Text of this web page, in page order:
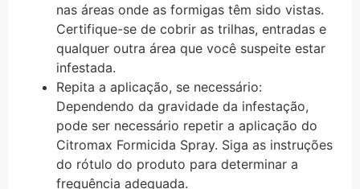
nas áreas onde as formigas têm sido vistas.
Certifique-se de cobrir as trilhas, entradas e
qualquer outra área que você suspeite estar
infestada.
Repita a aplicação, se necessário:
Dependendo da gravidade da infestação,
pode ser necessário repetir a aplicação do
Citromax Formicida Spray. Siga as instruções
do rótulo do produto para determinar a
frequência adequada.